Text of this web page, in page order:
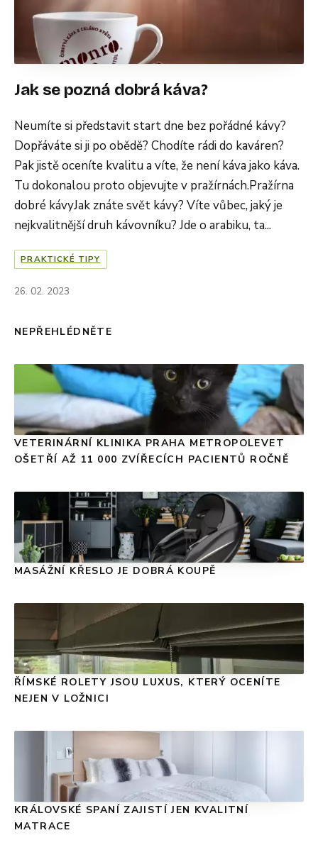
Jak se pozná dobrá káva?
Neumíte si představit start dne bez pořádné kávy?
Dopřáváte si ji po obědě? Chodíte rádi do kaváren?
Pak jistě oceníte kvalitu a víte, že není káva jako káva.
Tu dokonalou proto objevujte v pražírnách.Pražírna
dobré kávyJak znáte svět kávy? Víte vůbec, jaký je
nejkvalitnější druh kávovníku? Jde o arabiku, ta...
PRAKTICKÉ TIPY
26. 02. 2023
NEPŘEHLÉDNĚTE
VETERINÁRNÍ KLINIKA PRAHA METROPOLEVET
OŠETŘÍ AŽ 11 000 ZVÍŘECÍCH PACIENTŮ ROČNĚ
MASÁŽNÍ KŘESLO JE DOBRÁ KOUPĚ
ŘÍMSKÉ ROLETY JSOU LUXUS, KTERÝ OCENÍTE
NEJEN V LOŽNICI
KRÁLOVSKÉ SPANÍ ZAJISTÍ JEN KVALITNÍ
MATRACE